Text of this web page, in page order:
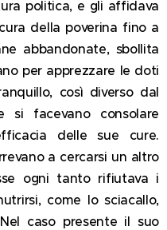
politica, e gli affidava
della poverina fino a
abbandonate, sbollita
per apprezzare le doti
così diverso dal
si facevano consolare
delle sue cure.
a cercarsi un altro
ogni tanto rifiutava i
come lo sciacallo,
caso presente il suo